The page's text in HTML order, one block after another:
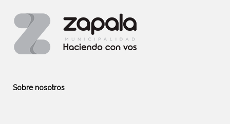
Sobre nosotros